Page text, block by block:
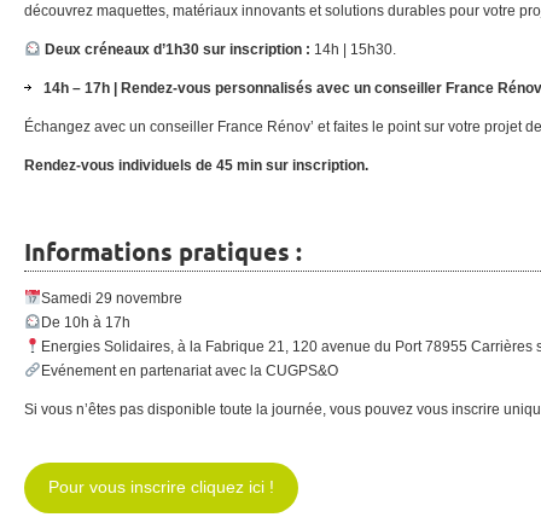
découvrez maquettes, matériaux innovants et solutions durables pour votre
Deux créneaux d’1h30 sur inscription : 14h | 15h30.
14h – 17h | Rendez-vous personnalisés avec un conseiller France
Échangez avec un conseiller France Rénov’ et faites le point sur votre projet
Rendez-vous individuels de 45 min sur inscription.
Informations pratiques :
Samedi 29 novembre
De 10h à 17h
Energies Solidaires, à la Fabrique 21, 120 avenue du Port 78955 Carrières
Evénement en partenariat avec la CUGPS&O
Si vous n’êtes pas disponible toute la journée, vous pouvez vous inscrire
Pour vous inscrire cliquez ici !